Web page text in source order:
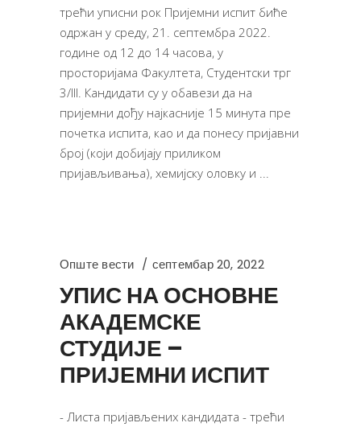
трећи уписни рок Пријемни испит биће
одржан у среду, 21. септембра 2022.
године од 12 до 14 часова, у
просторијама Факултета, Студентски трг
3/III. Кандидати су у обавези да на
пријемни дођу најкасније 15 минута пре
почетка испита, као и да понесу пријавни
број (који добијају приликом
пријављивања), хемијску оловку и
Опште вести септембар 20, 2022
УПИС НА ОСНОВНЕ
АКАДЕМСКЕ
СТУДИЈЕ –
ПРИЈЕМНИ ИСПИТ
- Листа пријављених кандидата - трећи